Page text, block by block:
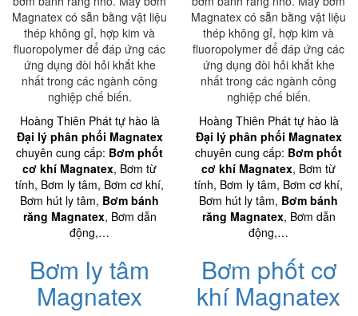
Magnatex có sẵn bằng vật liệu
thép không gỉ, hợp kim và
fluoropolymer để đáp ứng các
ứng dụng đòi hỏi khắt khe
nhất trong các ngành công
nghiệp chế biến.
Hoàng Thiên Phát tự hào là
Đại lý phân phối Magnatex
chuyên cung cấp: Bơm phốt
cơ khí Magnatex, Bơm từ
tính, Bơm ly tâm, Bơm cơ khí,
Bơm hút ly tâm, Bơm bánh
răng Magnatex, Bơm dẫn
động,…
Bơm ly tâm
Magnatex
Magnatex có sẵn bằng vật liệu
thép không gỉ, hợp kim và
fluoropolymer để đáp ứng các
ứng dụng đòi hỏi khắt khe
nhất trong các ngành công
nghiệp chế biến.
Hoàng Thiên Phát tự hào là
Đại lý phân phối Magnatex
chuyên cung cấp: Bơm phốt
cơ khí Magnatex, Bơm từ
tính, Bơm ly tâm, Bơm cơ khí,
Bơm hút ly tâm, Bơm bánh
răng Magnatex, Bơm dẫn
động,…
Bơm phốt cơ
khí Magnatex